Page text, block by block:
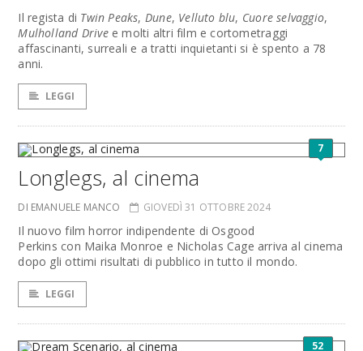
Il regista di Twin Peaks, Dune, Velluto blu, Cuore selvaggio,
Mulholland Drivee molti altri film e cortometraggi
affascinanti, surreali e a tratti inquietanti si è spento a 78
anni.
LEGGI
7
Longlegs, al cinema
DI EMANUELE MANCO GIOVEDÌ 31 OTTOBRE 2024
Il nuovo film horror indipendente di Osgood
Perkins con Maika Monroe e Nicholas Cage arriva al cinema
dopo gli ottimi risultati di pubblico in tutto il mondo.
LEGGI
52